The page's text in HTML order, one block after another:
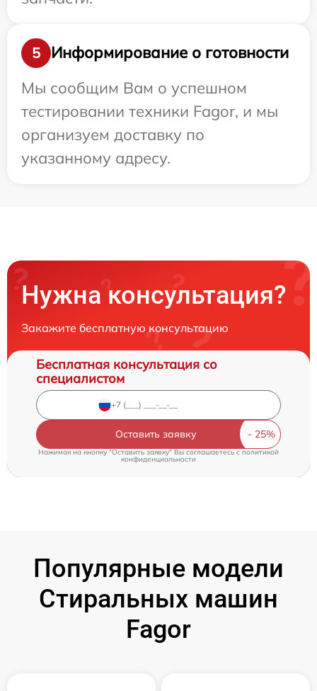
5
Информирование о готовности
Мы сообщим Вам о успешном
тестировании техники Fagor, и мы
организуем доставку по
указанному адресу.
Нужна консультация?
Закажите бесплатную консультацию
Бесплатная консультация со
специалистом
Оставить заявку
Нажимая на кнопку "Оставить заявку" Вы соглашаетесь cполитикой
конфиденциальности
Популярные модели
Стиральных машин
Fagor